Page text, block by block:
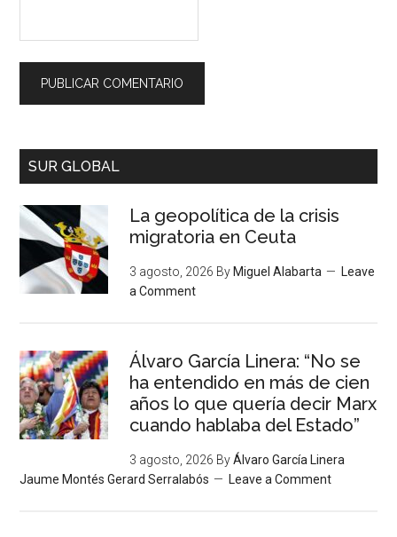
SUR GLOBAL
La geopolítica de la crisis
migratoria en Ceuta
3 agosto, 2026 By Miguel Alabarta
Leave
a Comment
Álvaro García Linera: “No se
ha entendido en más de cien
años lo que quería decir Marx
cuando hablaba del Estado”
3 agosto, 2026 ByÁlvaro García Linera
Jaume Montés Gerard Serralabós
Leave a Comment